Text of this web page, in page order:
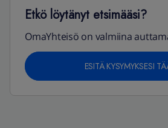
Etkö löytänyt etsimääsi?
OmaYhteisö on valmiina
ESITÄ KYSYMYKSESI